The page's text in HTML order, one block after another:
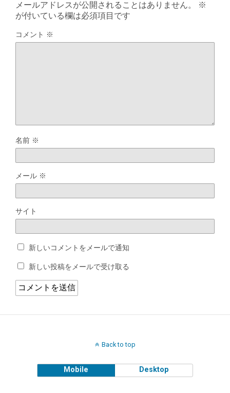
メールアドレスが公開されることはありません。
※
が付いている欄は必須項目です
コメント ※
名前 ※
メール ※
サイト
新しいコメントをメールで通知
新しい投稿をメールで受け取る
Back to top
Mobile Desktop